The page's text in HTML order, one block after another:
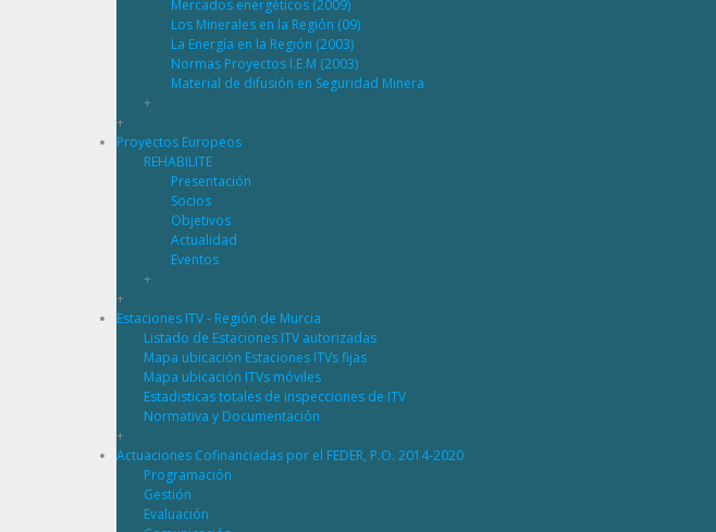
Mercados energéticos (2009)
Los Minerales en la Región (09)
La Energía en la Región (2003)
Normas Proyectos I.E.M (2003)
Material de difusión en Seguridad Minera
+
+
Proyectos Europeos
REHABILITE
Presentación
Socios
Objetivos
Actualidad
Eventos
+
+
Estaciones ITV - Región de Murcia
Listado de Estaciones ITV autorizadas
Mapa ubicación Estaciones ITVs fijas
Mapa ubicación ITVs móviles
Estadisticas totales de inspecciones de ITV
Normativa y Documentación
+
Actuaciones Cofinanciadas por el FEDER, P.O. 2014-2020
Programación
Gestión
Evaluación